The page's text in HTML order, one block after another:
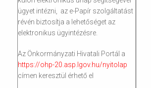
ügyet intézni, az e-Papír szolgáltatást
révén biztosítja a lehetőséget az
elektronikus ügyintézésre.
Az Önkormányzati Hivatali Portál a
https://ohp-20.asp.lgov.hu/nyitolap
címen keresztül érhető el